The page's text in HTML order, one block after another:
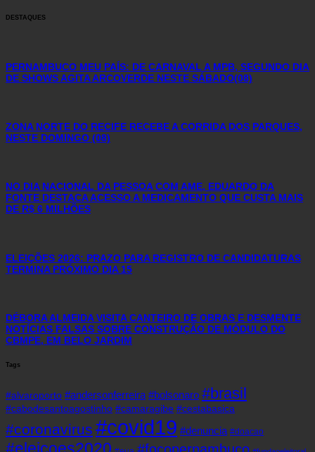
DESTAQUES
PERNAMBUCO MEU PAÍS: DE CARNAVAL A MPB, SEGUNDO DIA
DE SHOWS AGITA ARCOVERDE NESTE SÁBADO(08)
ZONA NORTE DO RECIFE RECEBE A CORRIDA DOS PARQUES,
NESTE DOMINGO (08)
NO DIA NACIONAL DA PESSOA COM AME, EDUARDO DA
FONTE DESTACA ACESSO A MEDICAMENTO QUE CUSTA MAIS
DE R$ 6 MILHÕES
ELEIÇÕES 2026: PRAZO PARA REGISTRO DE CANDIDATURAS
TERMINA PRÓXIMO DIA 15
DÉBORA ALMEIDA VISITA CANTEIRO DE OBRAS E DESMENTE
NOTÍCIAS FALSAS SOBRE CONSTRUÇÃO DE MÓDULO DO
CBMPE, EM BELO JARDIM
Tags
#alvaroporto #andersonferreira #bolsonaro #brasil
#cabodesantoagostinho #camaragibe #cestabasica
#coronavirus #covid19 #denuncia #doacao
#eleicoes2020 #focopernambuco